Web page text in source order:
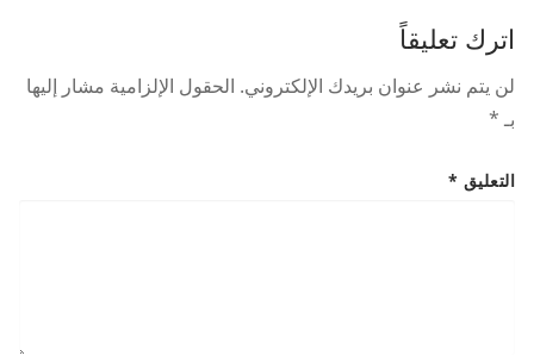
اترك تعليقاً
لن يتم نشر عنوان بريدك الإلكتروني. الحقول الإلزامية مشار إليها
بـ*
التعليق *